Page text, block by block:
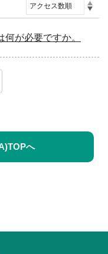
が必要ですか。
へ